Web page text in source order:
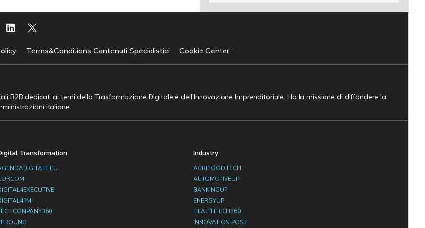
Terms&Conditions Contenuti Specialistici Cookie Center
B2B dedicati ai temi della Trasformazione Digitale e dell’Innovazione Imprenditoriale. Ha la missione di diffondere la
italiane.
Transformation Industry
AGRIFOOD.TECH
AUTOMOTIVEUP
BANKINGUP
ENERGYUP
HEALTHTECH360
INNOVATION POST